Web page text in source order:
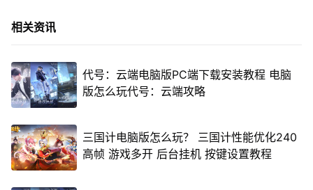
相关资讯
代号：云端电脑版PC端下载安装教程 电脑
版怎么玩代号：云端攻略
三国计电脑版怎么玩？ 三国计性能优化240
高帧 游戏多开 后台挂机 按键设置教程